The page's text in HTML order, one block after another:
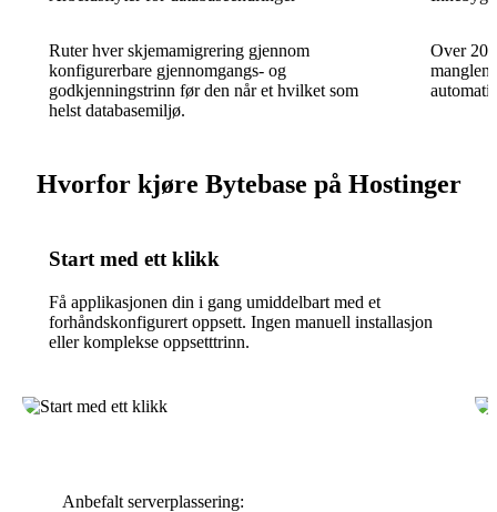
Ruter hver skjemamigrering gjennom
konfigurerbare gjennomgangs- og
godkjenningstrinn før den når et hvilket som
helst databasemiljø.
Over
Hvorfor kjøre Bytebase på Hostinger
Start med ett klikk
Få applikasjonen din i gang umiddelbart med et
forhåndskonfigurert oppsett. Ingen manuell installasjon
eller komplekse oppsetttrinn.
Anbefalt serverplassering: